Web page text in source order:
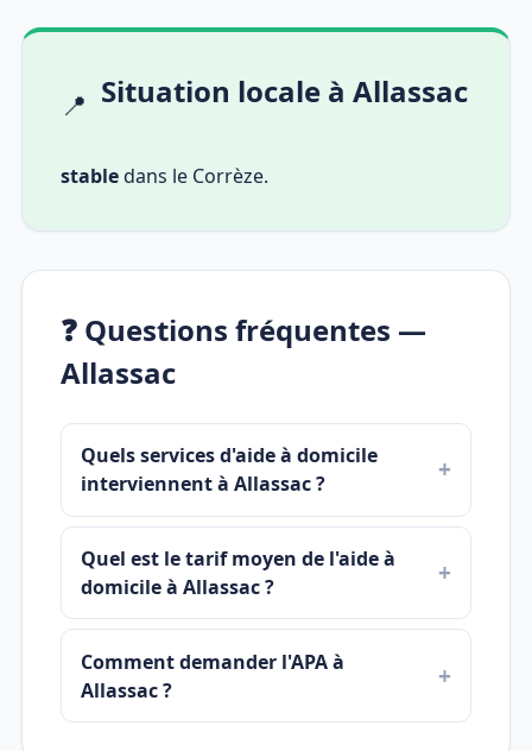
📍 Situation locale à Allassac
stabledans le Corrèze.
❓ Questions fréquentes —
Allassac
Quels services d'aide à domicile
interviennent à Allassac ?
Quel est le tarif moyen de l'aide à
domicile à Allassac ?
Comment demander l'APA à
Allassac ?